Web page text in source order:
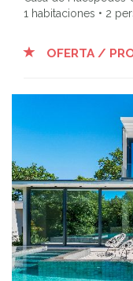
1 habitaciones • 2
OFERTA /